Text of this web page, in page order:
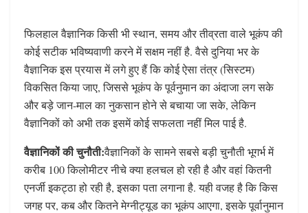
फिलहाल वैज्ञानिक किसी भी स्थान, समय और तीव्रता वाले भूकंप की
कोई सटीक भविष्यवाणी करने में सक्षम नहीं है. वैसे दुनिया भर के
वैज्ञानिक इस प्रयास में लगे हुए हैं कि कोई ऐसा तंत्र (सिस्टम)
विकसित किया जाए, जिससे भूकंप के पूर्वनुमान का अंदाजा लग सके
और बड़े जान-माल का नुकसान होने से बचाया जा सके, लेकिन
वैज्ञानिकों को अभी तक इसमें कोई सफलता नहीं मिल पाई है.
वैज्ञानिकों की चुनौती:वैज्ञानिकों के सामने सबसे बड़ी चुनौती भूगर्भ में
करीब 100 किलोमीटर नीचे क्या हलचल हो रही है और वहां कितनी
एनर्जी इकट्ठा हो रही है, इसका पता लगाना है. यही वजह है कि किस
जगह पर, कब और कितने मेग्नीट्यूड का भूकंप आएगा, इसके पूर्वानुमान